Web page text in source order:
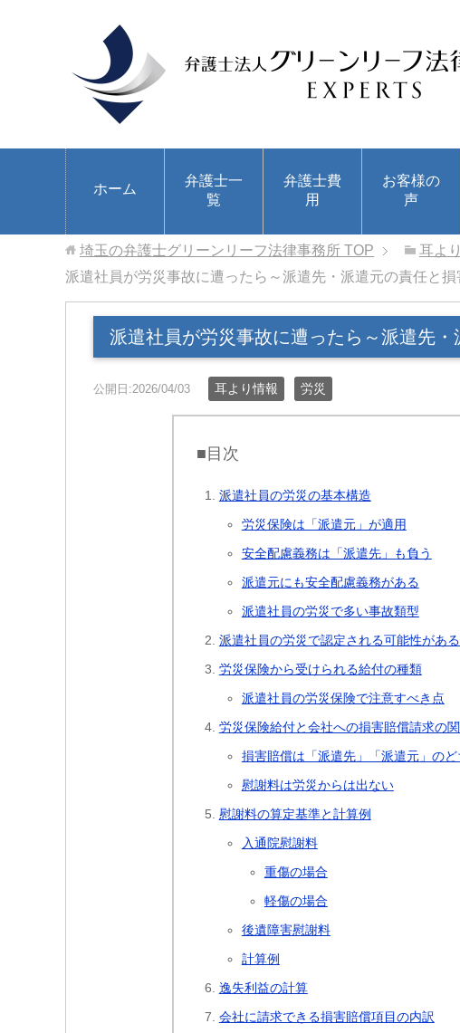
ホーム
弁護士一
覧
弁護士費
用
お客様の
声
埼玉の弁護士グリーンリーフ法律事務所 TOP 耳よ
派遣社員が労災事故に遭ったら～派遣先・派遣元の責任と
派遣社員が労災事故に遭ったら～派遣先
公開日:2026/04/03 耳より情報 労災
■目次
派遣社員の労災の基本構造
労災保険は「派遣元」が適用
安全配慮義務は「派遣先」も負う
派遣元にも安全配慮義務がある
派遣社員の労災で多い事故類型
派遣社員の労災で認定される可能性があ
労災保険から受けられる給付の種類
派遣社員の労災保険で注意すべき点
労災保険給付と会社への損害賠償請求の
損害賠償は「派遣先」「派遣元」の
慰謝料は労災からは出ない
慰謝料の算定基準と計算例
入通院慰謝料
重傷の場合
軽傷の場合
後遺障害慰謝料
計算例
逸失利益の計算
会社に請求できる損害賠償項目の内訳